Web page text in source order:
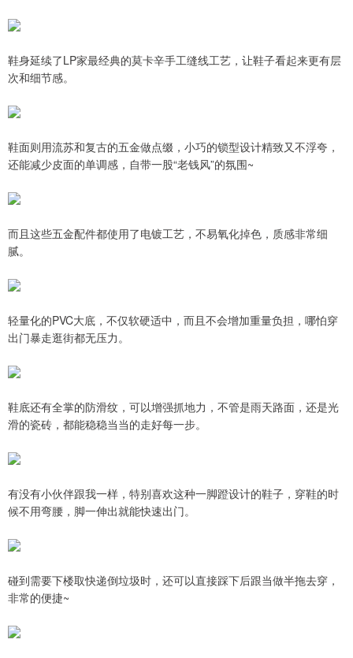
鞋身延续了LP家最经典的莫卡辛手工缝线工艺，让鞋子看起来更有层
次和细节感。
鞋面则用流苏和复古的五金做点缀，小巧的锁型设计精致又不浮夸，
还能减少皮面的单调感，自带一股“老钱风”的氛围~
而且这些五金配件都使用了电镀工艺，不易氧化掉色，质感非常细
腻。
轻量化的PVC大底，不仅软硬适中，而且不会增加重量负担，哪怕穿
出门暴走逛街都无压力。
鞋底还有全掌的防滑纹，可以增强抓地力，不管是雨天路面，还是光
滑的瓷砖，都能稳稳当当的走好每一步。
有没有小伙伴跟我一样，特别喜欢这种一脚蹬设计的鞋子，穿鞋的时
候不用弯腰，脚一伸出就能快速出门。
碰到需要下楼取快递倒垃圾时，还可以直接踩下后跟当做半拖去穿，
非常的便捷~